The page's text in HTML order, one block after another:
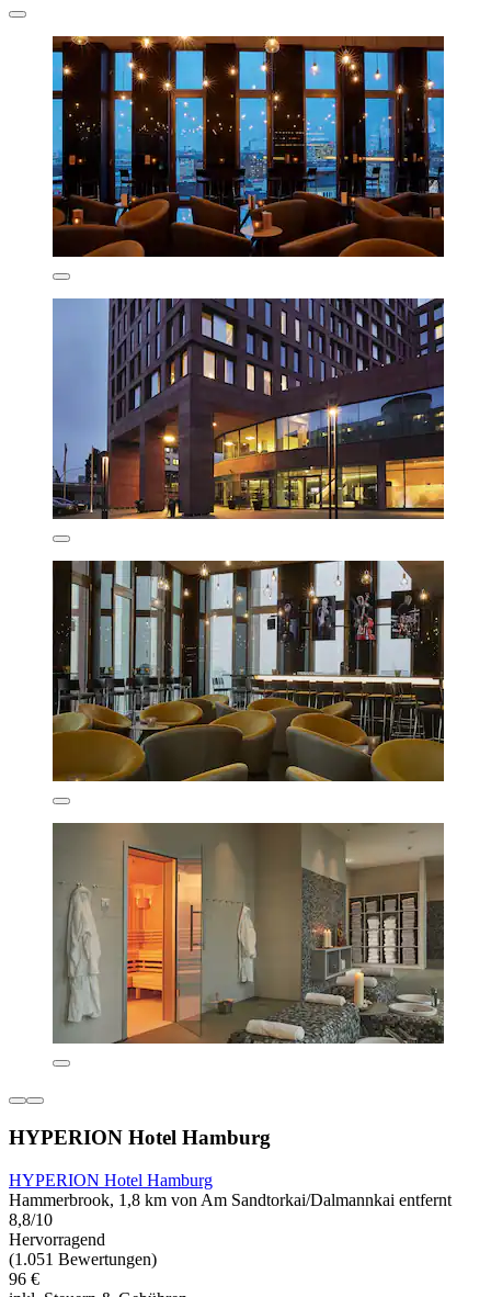
HYPERION Hotel Hamburg
HYPERION Hotel Hamburg
Hammerbrook, 1,8 km von Am Sandtorkai/Dalmannkai entfernt
8,8/10
Hervorragend
(1.051 Bewertungen)
96 €